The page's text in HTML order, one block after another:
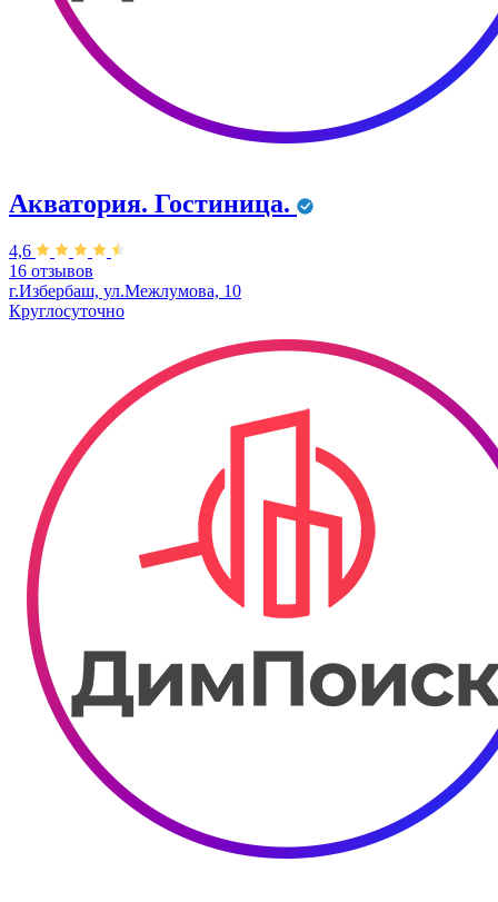
Акватория. Гостиница.
4,6
16 отзывов
г.Избербаш, ул.Межлумова, 10
Круглосуточно